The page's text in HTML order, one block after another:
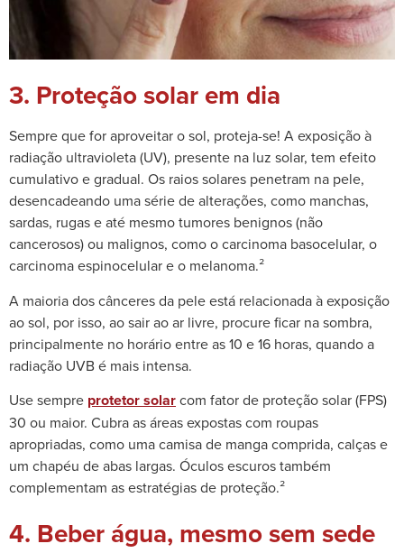
3. Proteção solar em dia
Sempre que for aproveitar o sol, proteja-se! A exposição à
radiação ultravioleta (UV), presente na luz solar, tem efeito
cumulativo e gradual. Os raios solares penetram na pele,
desencadeando uma série de alterações, como manchas,
sardas, rugas e até mesmo tumores benignos (não
cancerosos) ou malignos, como o carcinoma basocelular, o
carcinoma espinocelular e o melanoma.²
A maioria dos cânceres da pele está relacionada à exposição
ao sol, por isso, ao sair ao ar livre, procure ficar na sombra,
principalmente no horário entre as 10 e 16 horas, quando a
radiação UVB é mais intensa.
Use sempre protetor solarcom fator de proteção solar (FPS)
30 ou maior. Cubra as áreas expostas com roupas
apropriadas, como uma camisa de manga comprida, calças e
um chapéu de abas largas. Óculos escuros também
complementam as estratégias de proteção.²
4. Beber água, mesmo sem sede